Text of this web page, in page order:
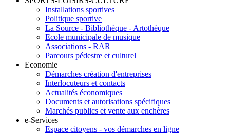
Installations sportives
Politique sportive
La Source - Bibliothèque - Artothèque
Ecole municipale de musique
Associations - RAR
Parcours pédestre et culturel
Economie
Démarches création d'entreprises
Interlocuteurs et contacts
Actualités économiques
Documents et autorisations spécifiques
Marchés publics et vente aux enchères
e-Services
Espace citoyens - vos démarches en ligne